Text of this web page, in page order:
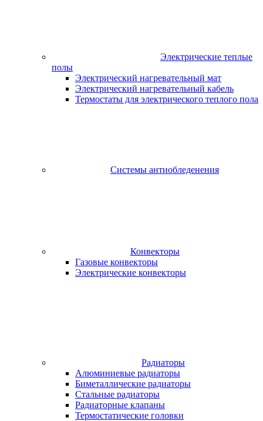
Электрические теплые
полы
Электрический нагревательный мат
Электрический нагревательный кабель
Термостаты для электрического теплого пола
Системы антиобледенения
Конвекторы
Газовые конвекторы
Электрические конвекторы
Радиаторы
Алюминиевые радиаторы
Биметаллические радиаторы
Стальные радиаторы
Радиаторные клапаны
Термостатические головки